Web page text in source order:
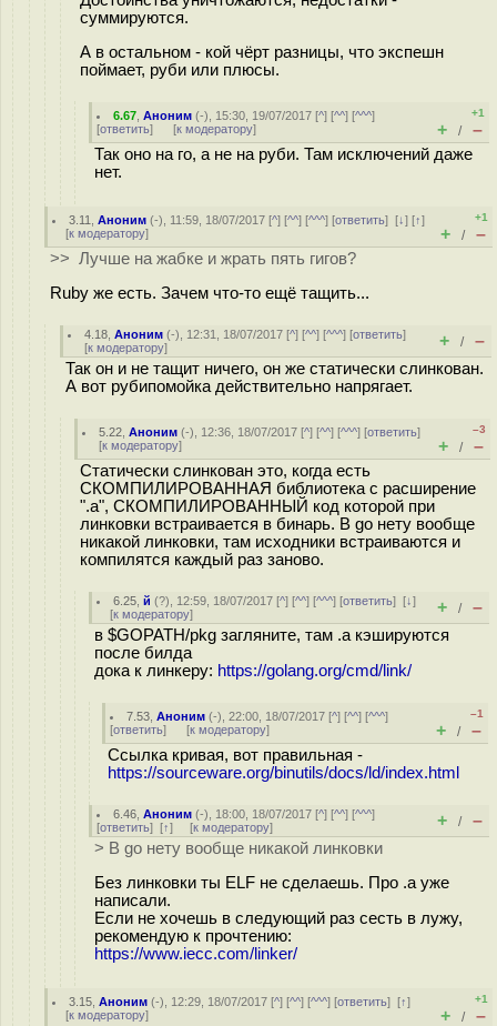
суммируются.
А в остальном - кой чёрт разницы, что экспешн
поймает, руби или плюсы.
6.67 ,Аноним (-), 15:30, 19/07/2017 [^] [^^] [^^^]
[ответить] [к модератору]
+1
+ / –
Так оно на го, а не на руби. Там исключений даже
нет.
3.11 ,Аноним (-), 11:59, 18/07/2017 [^] [^^] [^^^] [ответить][↓] [↑]
[к модератору]
+1
+ / –
>> Лучше на жабке и жрать пять гигов?
Ruby же есть. Зачем что-то ещё тащить...
4.18 ,Аноним (-), 12:31, 18/07/2017 [^] [^^] [^^^] [ответить]
[к модератору] + / –
Так он и не тащит ничего, он же статически слинкован.
А вот рубипомойка действительно напрягает.
5.22 ,Аноним (-), 12:36, 18/07/2017 [^] [^^] [^^^] [ответить]
[к модератору]
–3
+ / –
Статически слинкован это, когда есть
СКОМПИЛИРОВАННАЯ библиотека с расширение
".a", СКОМПИЛИРОВАННЫЙ код которой при
линковки встраивается в бинарь. В go нету вообще
никакой линковки, там исходники встраиваются и
компилятся каждый раз заново.
6.25 ,й (?), 12:59, 18/07/2017 [^] [^^] [^^^] [ответить][↓]
[к модератору] + / –
в $GOPATH/pkg загляните, там .a кэшируются
после билда
дока к линкеру: https://golang.org/cmd/link/
7.53 ,Аноним (-), 22:00, 18/07/2017 [^] [^^] [^^^]
[ответить] [к модератору]
–1
+ / –
Ссылка кривая, вот правильная -
https://sourceware.org/binutils/docs/ld/index.html
6.46 ,Аноним (-), 18:00, 18/07/2017 [^] [^^] [^^^]
[ответить] [↑] [к модератору] + / –
> В go нету вообще никакой линковки
Без линковки ты ELF не сделаешь. Про .a уже
написали.
Если не хочешь в следующий раз сесть в лужу,
рекомендую к прочтению:
https://www.iecc.com/linker/
3.15 ,Аноним (-), 12:29, 18/07/2017 [^] [^^] [^^^] [ответить][↑]
[к модератору]
+1
+ / –